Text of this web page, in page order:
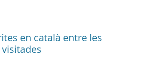
en català entre les